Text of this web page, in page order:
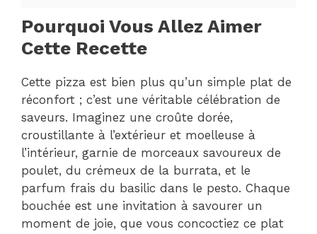
Pourquoi Vous Allez Aimer
Cette Recette
Cette pizza est bien plus qu’un simple plat de
réconfort ; c’est une véritable célébration de
saveurs. Imaginez une croûte dorée,
croustillante à l’extérieur et moelleuse à
l’intérieur, garnie de morceaux savoureux de
poulet, du crémeux de la burrata, et le
parfum frais du basilic dans le pesto. Chaque
bouchée est une invitation à savourer un
moment de joie, que vous concoctiez ce plat